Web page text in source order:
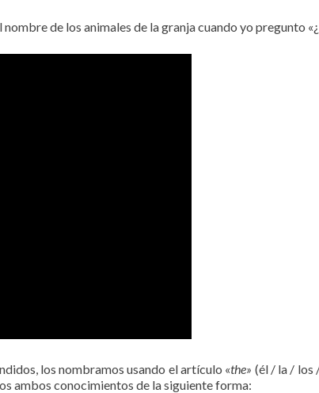
de los animales de la granja cuando yo pregunto «¿
los nombramos usando el artículo «the» (él / la / los
ambos conocimientos de la siguiente forma: